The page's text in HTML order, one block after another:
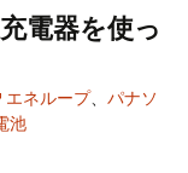
電器を使っ
エネループ、 パナソ
池